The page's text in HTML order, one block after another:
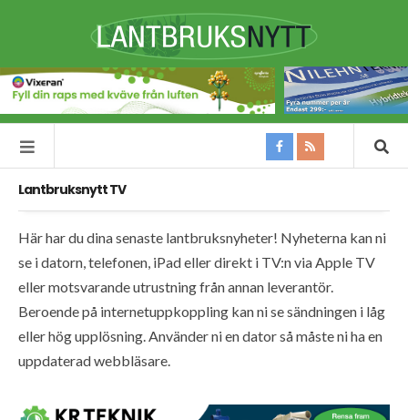
Lantbruksnytt TV
Här har du dina senaste lantbruksnyheter! Nyheterna kan ni
se i datorn, telefonen, iPad eller direkt i TV:n via Apple TV
eller motsvarande utrustning från annan leverantör.
Beroende på internetuppkoppling kan ni se sändningen i låg
eller hög upplösning. Använder ni en dator så måste ni ha en
uppdaterad webbläsare.